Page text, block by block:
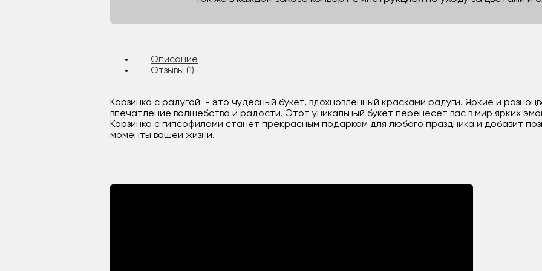
Описание
Отзывы (1)
Корзинка с радугой - это чудесный букет, вдохновленный красками радуги. Яркие и
впечатление волшебства и радости. Этот уникальный букет перенесет вас в мир ярких
Корзинка с гипсофилами станет прекрасным подарком для любого праздника и добавит
моменты вашей жизни.